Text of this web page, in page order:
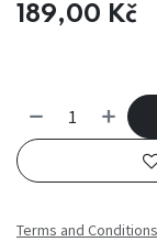
189,00 Kč
Terms and Conditions